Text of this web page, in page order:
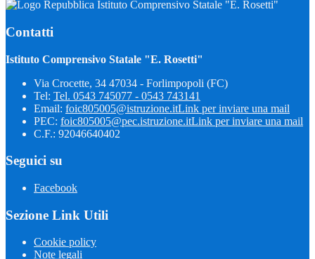
Istituto Comprensivo Statale "E. Rosetti"
Contatti
Istituto Comprensivo Statale "E. Rosetti"
Via Crocette, 34 47034 - Forlimpopoli (FC)
Tel: Tel. 0543 745077 - 0543 743141
Email: foic805005@istruzione.itLink per inviare una mail
PEC: foic805005@pec.istruzione.itLink per inviare una mail
C.F.: 92046640402
Seguici su
Facebook
Sezione Link Utili
Cookie policy
Note legali